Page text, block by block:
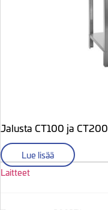
Jalusta CT100 ja CT200
Lue lisää
Laitteet